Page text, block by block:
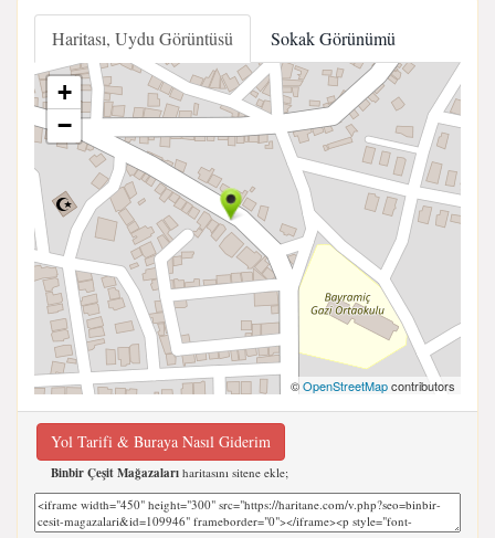
Haritası, Uydu Görüntüsü Sokak Görünümü
+
−
©OpenStreetMapcontributors
Yol Tarifi & Buraya Nasıl Giderim
Binbir Çeşit Mağazaları haritasını sitene ekle;